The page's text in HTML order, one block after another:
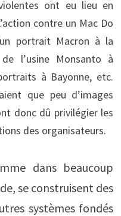
ont eu lieu en
contre un Mac Do
portrait Macron à la
l’usine Monsanto à
à Bayonne, etc.
que peu d’images
donc dû privilégier les
des organisateurs.
dans beaucoup
se construisent des
systèmes fondés